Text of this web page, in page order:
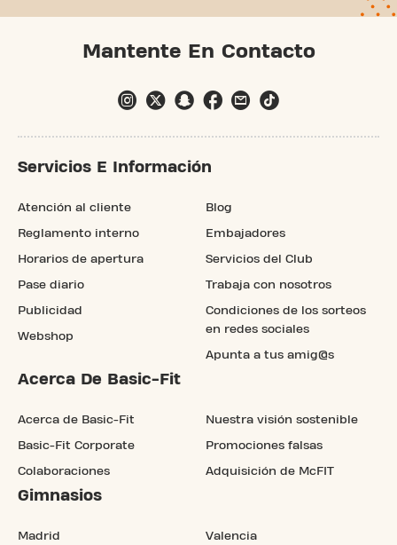
Mantente En Contacto
Servicios E Información
Atención al cliente
Reglamento interno
Horarios de apertura
Pase diario
Publicidad
Webshop
Blog
Embajadores
Servicios del Club
Trabaja con nosotros
Condiciones de los sorteos
en redes sociales
Apunta a tus amig@s
Acerca De Basic-Fit
Acerca de Basic-Fit
Basic-Fit Corporate
Colaboraciones
Nuestra visión sostenible
Promociones falsas
Adquisición de McFIT
Gimnasios
Madrid Valencia